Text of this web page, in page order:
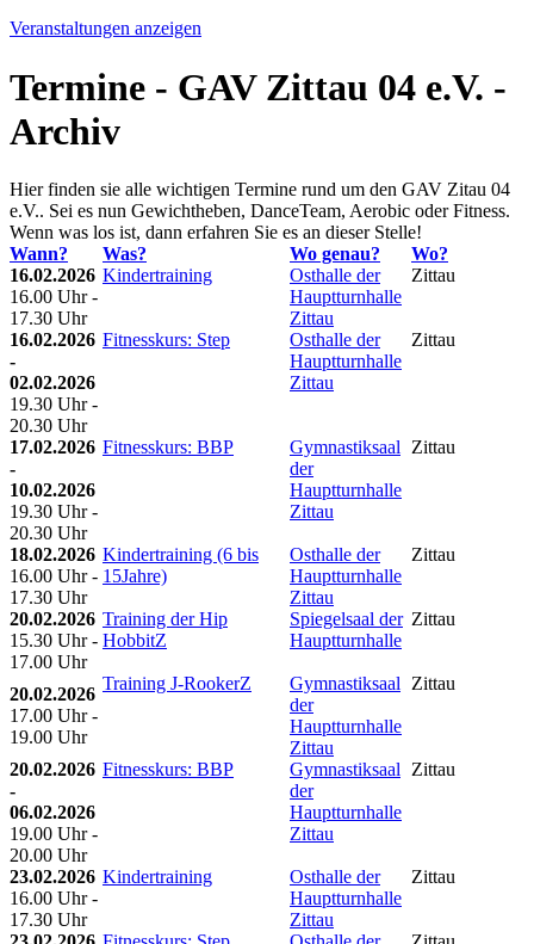
Veranstaltungen anzeigen
Termine - GAV Zittau 04 e.V. -
Archiv
Hier finden sie alle wichtigen Termine rund um den GAV Zitau 04
e.V.. Sei es nun Gewichtheben, DanceTeam, Aerobic oder Fitness.
Wenn was los ist, dann erfahren Sie es an dieser Stelle!
Wann?
Was? Wo genau?
Wo?
16.02.2026
16.00 Uhr -
17.30 Uhr
Kindertraining
Osthalle der
Hauptturnhalle
Zittau
Zittau
16.02.2026
-
02.02.2026
19.30 Uhr -
20.30 Uhr
Fitnesskurs: Step
Osthalle der
Hauptturnhalle
Zittau
Zittau
17.02.2026
-
10.02.2026
19.30 Uhr -
20.30 Uhr
Fitnesskurs: BBP
Gymnastiksaal
der
Hauptturnhalle
Zittau
Zittau
18.02.2026
16.00 Uhr -
17.30 Uhr
Kindertraining (6 bis
15Jahre)
Osthalle der
Hauptturnhalle
Zittau
Zittau
20.02.2026
15.30 Uhr -
17.00 Uhr
Training der Hip
HobbitZ
Spiegelsaal der
Hauptturnhalle
Zittau
20.02.2026
17.00 Uhr -
19.00 Uhr
Training J-RookerZ
Gymnastiksaal
der
Hauptturnhalle
Zittau
Zittau
20.02.2026
-
06.02.2026
19.00 Uhr -
20.00 Uhr
Fitnesskurs: BBP
Gymnastiksaal
der
Hauptturnhalle
Zittau
Zittau
23.02.2026
16.00 Uhr -
17.30 Uhr
Kindertraining
Osthalle der
Hauptturnhalle
Zittau
Zittau